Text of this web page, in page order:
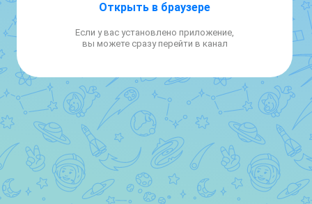
прошлого года спрос на наличность
млрд руб.). Наиболее близкий результат был
(с 30 апреля по 11 мая) подскочил на 133,5
млрд руб.
В этом году ощутимый отток в наличность
продолжается третий месяц подряд. За
весь апрель объем наличных денег в
обращении подскочил на 607,3 млрд руб.,
писал РБК.
Открыть в браузере
Если у вас установлено приложение,
вы можете сразу перейти в канал